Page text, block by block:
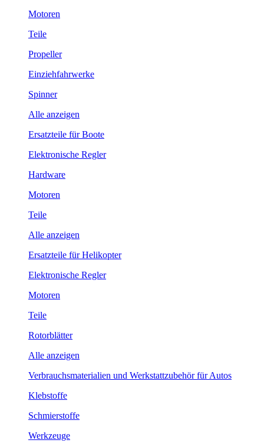
Motoren
Teile
Propeller
Einziehfahrwerke
Spinner
Alle anzeigen
Ersatzteile für Boote
Elektronische Regler
Hardware
Motoren
Teile
Alle anzeigen
Ersatzteile für Helikopter
Elektronische Regler
Motoren
Teile
Rotorblätter
Alle anzeigen
Verbrauchsmaterialien und Werkstattzubehör für Autos
Klebstoffe
Schmierstoffe
Werkzeuge